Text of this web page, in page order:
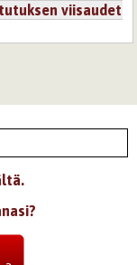
viisaudet